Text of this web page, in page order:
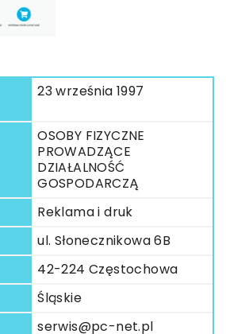
23 września 1997
OSOBY FIZYCZNE
PROWADZĄCE
DZIAŁALNOŚĆ
GOSPODARCZĄ
Reklama i druk
ul. Słonecznikowa 6B
42-224 Częstochowa
Śląskie
serwis@pc-net.pl